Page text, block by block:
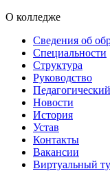
О колледже
Сведения об
Специальности
Структура
Руководство
Новости
История
Устав
Контакты
Вакансии
Виртуальный